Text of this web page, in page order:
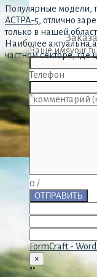
Ваше имяyour
Телефон
*комментарий
0 /
ОТПРАВИТЬ
FormCraft -
×
""
Популярные модели,
АСТРА-5, отлично
только в нашей
Наиболее актуальна
частном секторе, где